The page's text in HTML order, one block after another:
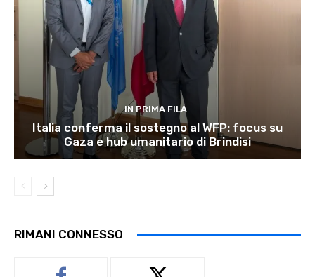
IN PRIMA FILA
Italia conferma il sostegno al WFP: focus su
Gaza e hub umanitario di Brindisi
RIMANI CONNESSO